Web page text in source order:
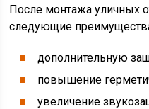
После монтажа уличных
следующие
дополнительную
повышение
увеличение